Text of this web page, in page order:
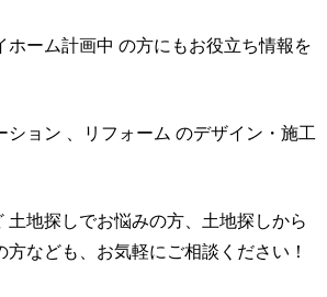
ホーム計画中 の方にもお役立ち情報を
ション 、リフォーム のデザイン・施工
土地探しでお悩みの方、土地探しから
なども、お気軽にご相談ください！